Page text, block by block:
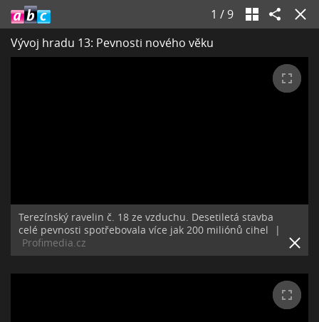
1 / 9
Vývoj hradu 13: Pevnosti nového věku
Terezínský ravelin č. 18 ze vzduchu. Desetiletá stavba
celé pevnosti spotřebovala více jak 200 miliónů cihel
|
Profimedia.cz